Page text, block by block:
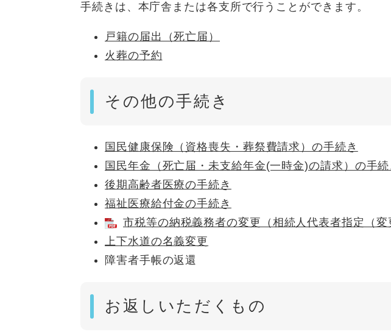
手続きは、本庁舎または各支所で行うことができます。
戸籍の届出（死亡届）
火葬の予約
その他の手続き
国民健康保険（資格喪失・葬祭費請求）の手続き
国民年金（死亡届・未支給年金(一時金)の請求）の手続
後期高齢者医療の手続き
福祉医療給付金の手続き
市税等の納税義務者の変更（相続人代表者指定（変
上下水道の名義変更
障害者手帳の返還
お返しいただくもの